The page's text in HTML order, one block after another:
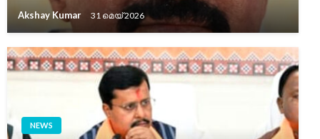
Akshay Kumar 31 മെയ്‌ 2026
NEWS